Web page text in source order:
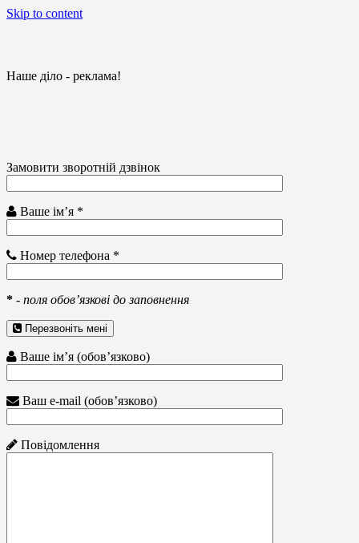
Skip to content
Наше діло - реклама!
Замовити зворотній дзвінок
Ваше ім’я *
Номер телефона *
* - поля обов’язкові до заповнення
Перезвоніть мені
Ваше ім’я (обов’язково)
Ваш e-mail (обов’язково)
Повідомлення